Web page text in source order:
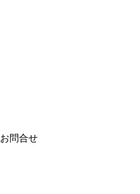
お問合せ